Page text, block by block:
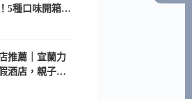
5種口味開箱，
一半的台北隱
推薦｜宜蘭力
酒店，親子
池、兒童俱樂